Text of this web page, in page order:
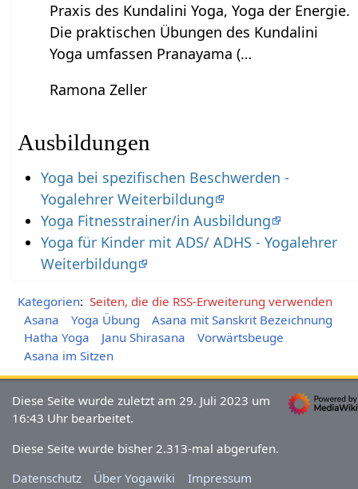
Praxis des Kundalini Yoga, Yoga der Energie.
Die praktischen Übungen des Kundalini
Yoga umfassen Pranayama (…
Ramona Zeller
Ausbildungen
Yoga bei spezifischen Beschwerden -
Yogalehrer Weiterbildung
Yoga Fitnesstrainer/in Ausbildung
Yoga für Kinder mit ADS/ ADHS - Yogalehrer
Weiterbildung
Kategorien: Seiten, die die RSS-Erweiterung verwenden
Asana
Yoga Übung
Asana mit Sanskrit Bezeichnung
Hatha Yoga
Janu Shirasana
Vorwärtsbeuge
Asana im Sitzen
Diese Seite wurde zuletzt am 29. Juli 2023 um
16:43 Uhr bearbeitet.
Diese Seite wurde bisher 2.313-mal abgerufen.
Datenschutz
Über Yogawiki Impressum